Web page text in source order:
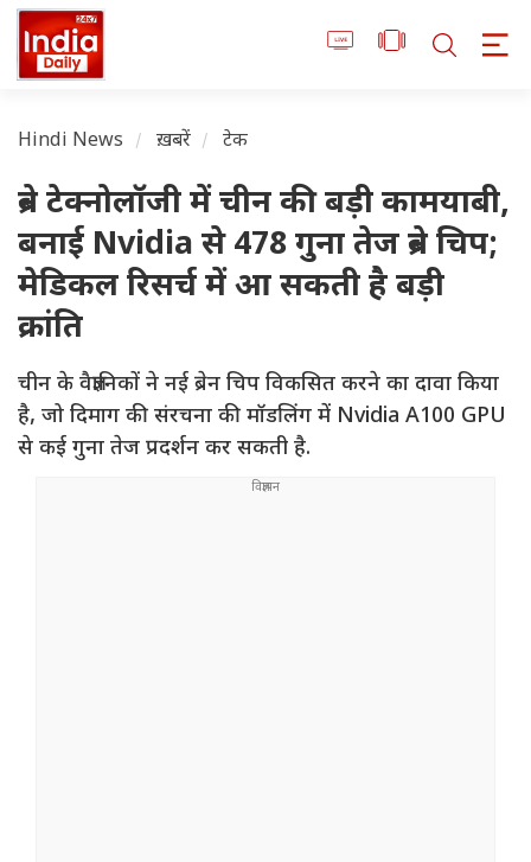
Hindi News ख़बरें टेक
ब्रेन टेक्नोलॉजी में चीन की बड़ी कामयाबी,
बनाई Nvidia से 478 गुना तेज ब्रेन चिप;
मेडिकल रिसर्च में आ सकती है बड़ी
क्रांति
चीन के वैज्ञानिकों ने नई ब्रेन चिप विकसित करने का दावा किया
है, जो दिमाग की संरचना की मॉडलिंग में Nvidia A100 GPU
से कई गुना तेज प्रदर्शन कर सकती है.